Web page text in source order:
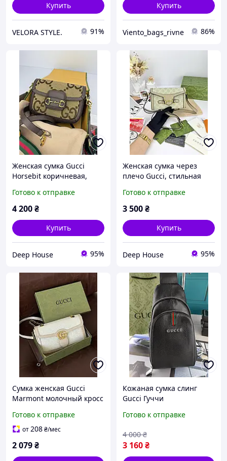
Купить
VELORA STYLE. 91%
Купить
Viento_bags_rivne 86%
Женская сумка Gucci
Horsebit коричневая,
вечерняя гуччи
Готово к отправке
4 200₴
Купить
Deep House 95%
Женская сумка через
плечо Gucci, стильная
Модные женские сумки
Гуччи
Готово к отправке
3 500₴
Купить
Deep House 95%
Сумка женская Gucci
Marmont молочный кросс
Готово к отправке
от208₴/мес
2 079₴
Кожаная сумка слинг
Gucci Гуччи
Готово к отправке
3 160₴
4 000 ₴